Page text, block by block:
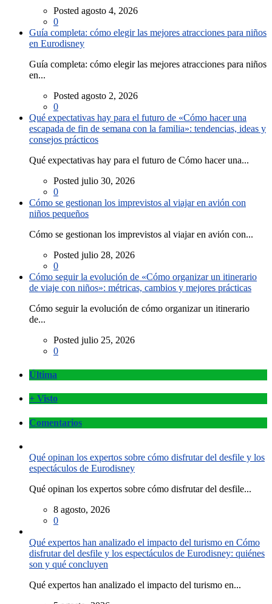
Posted agosto 4, 2026
0
Guía completa: cómo elegir las mejores atracciones para niños
en Eurodisney
Guía completa: cómo elegir las mejores atracciones para niños
en...
Posted agosto 2, 2026
0
Qué expectativas hay para el futuro de «Cómo hacer una
escapada de fin de semana con la familia»: tendencias, ideas y
consejos prácticos
Qué expectativas hay para el futuro de Cómo hacer una...
Posted julio 30, 2026
0
Cómo se gestionan los imprevistos al viajar en avión con
niños pequeños
Cómo se gestionan los imprevistos al viajar en avión con...
Posted julio 28, 2026
0
Cómo seguir la evolución de «Cómo organizar un itinerario
de viaje con niños»: métricas, cambios y mejores prácticas
Cómo seguir la evolución de cómo organizar un itinerario
de...
Posted julio 25, 2026
0
Última
+ Visto
Comentarios
Qué opinan los expertos sobre cómo disfrutar del desfile y los
espectáculos de Eurodisney
Qué opinan los expertos sobre cómo disfrutar del desfile...
8 agosto, 2026
0
Qué expertos han analizado el impacto del turismo en Cómo
disfrutar del desfile y los espectáculos de Eurodisney: quiénes
son y qué concluyen
Qué expertos han analizado el impacto del turismo en...